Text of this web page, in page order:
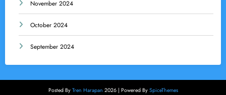
November 2024
October 2024
September 2024
Posted By Tren Harapan 2026 | Powered By SpiceThemes